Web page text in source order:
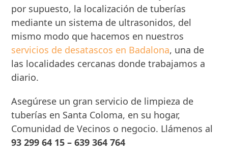
por supuesto, la localización de tuberías
mediante un sistema de ultrasonidos, del
mismo modo que hacemos en nuestros
servicios de desatascos en Badalona, una de
las localidades cercanas donde trabajamos a
diario.
Asegúrese un gran servicio de limpieza de
tuberías en Santa Coloma, en su hogar,
Comunidad de Vecinos o negocio. Llámenos al
93 299 64 15 – 639 364 764